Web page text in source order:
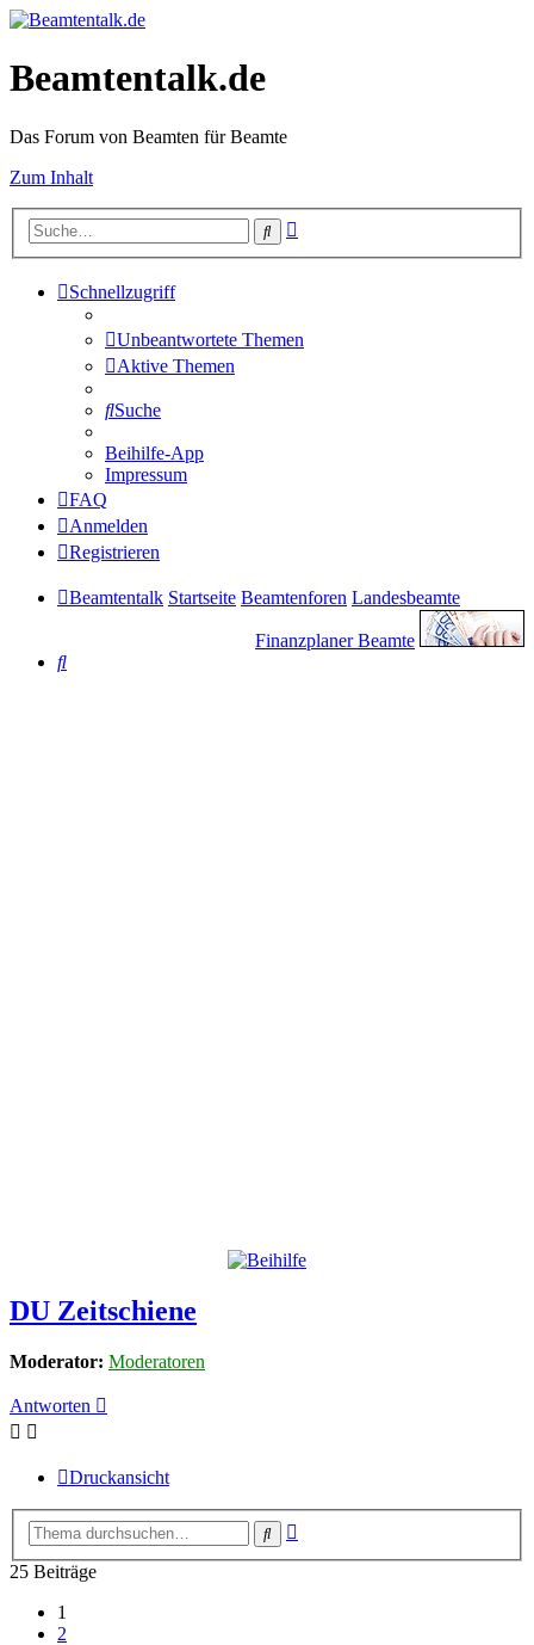
Beamtentalk.de
Das Forum von Beamten für Beamte
Zum Inhalt
Suche
Schnellzugriff
Unbeantwortete Themen
Aktive Themen
Suche
Beihilfe-App
Impressum
FAQ
Anmelden
Registrieren
Beamtentalk Startseite Beamtenforen Landesbeamte
Finanzplaner Beamte
Suche
DU Zeitschiene
Moderator: Moderatoren
Antworten
Druckansicht
Suche
25 Beiträge
1
2